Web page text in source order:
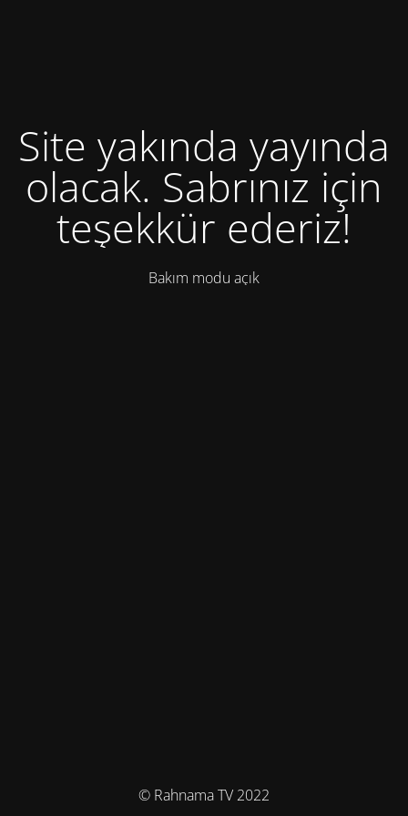
Site yakında yayında
olacak. Sabrınız için
teşekkür ederiz!
Bakım modu açık
© Rahnama TV 2022